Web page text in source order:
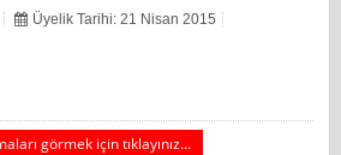
Üyelik Tarihi: 21 Nisan 2015
görmek için tıklayınız...